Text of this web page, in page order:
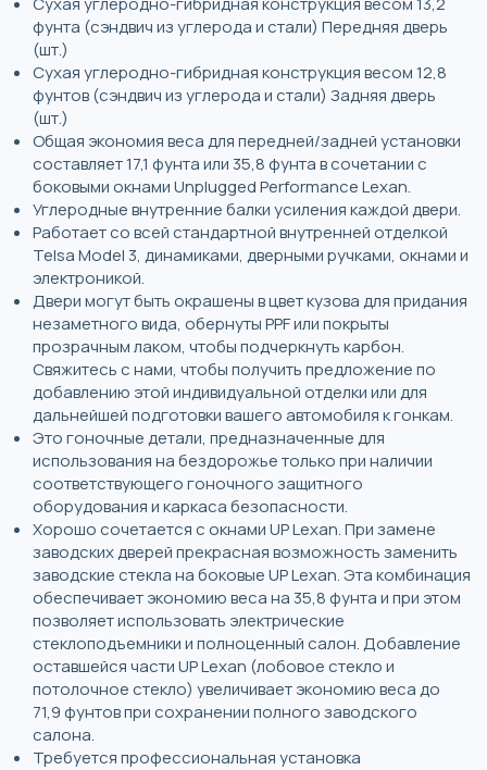
фунта (сэндвич из углерода и стали) Передняя дверь
(шт.)
Сухая углеродно-гибридная конструкция весом 12,8
фунтов (сэндвич из углерода и стали) Задняя дверь
(шт.)
Общая экономия веса для передней/задней установки
составляет 17,1 фунта или 35,8 фунта в сочетании с
боковыми окнами Unplugged Performance Lexan.
Углеродные внутренние балки усиления каждой двери.
Работает со всей стандартной внутренней отделкой
Telsa Model 3, динамиками, дверными ручками, окнами и
электроникой.
Двери могут быть окрашены в цвет кузова для придания
незаметного вида, обернуты PPF или покрыты
прозрачным лаком, чтобы подчеркнуть карбон.
Свяжитесь с нами, чтобы получить предложение по
добавлению этой индивидуальной отделки или для
дальнейшей подготовки вашего автомобиля к гонкам.
Это гоночные детали, предназначенные для
использования на бездорожье только при наличии
соответствующего гоночного защитного
оборудования и каркаса безопасности.
Хорошо сочетается с окнами UP Lexan. При замене
заводских дверей прекрасная возможность заменить
заводские стекла на боковые UP Lexan. Эта комбинация
обеспечивает экономию веса на 35,8 фунта и при этом
позволяет использовать электрические
стеклоподъемники и полноценный салон. Добавление
оставшейся части UP Lexan (лобовое стекло и
потолочное стекло) увеличивает экономию веса до
71,9 фунтов при сохранении полного заводского
салона.
Требуется профессиональная установка